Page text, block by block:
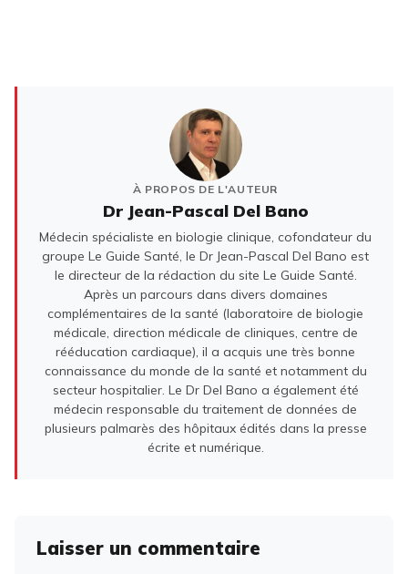
À PROPOS DE L'AUTEUR
Dr Jean-Pascal Del Bano
Médecin spécialiste en biologie clinique, cofondateur du
groupe Le Guide Santé, le Dr Jean-Pascal Del Bano est
le directeur de la rédaction du site Le Guide Santé.
Après un parcours dans divers domaines
complémentaires de la santé (laboratoire de biologie
médicale, direction médicale de cliniques, centre de
rééducation cardiaque), il a acquis une très bonne
connaissance du monde de la santé et notamment du
secteur hospitalier. Le Dr Del Bano a également été
médecin responsable du traitement de données de
plusieurs palmarès des hôpitaux édités dans la presse
écrite et numérique.
Laisser un commentaire